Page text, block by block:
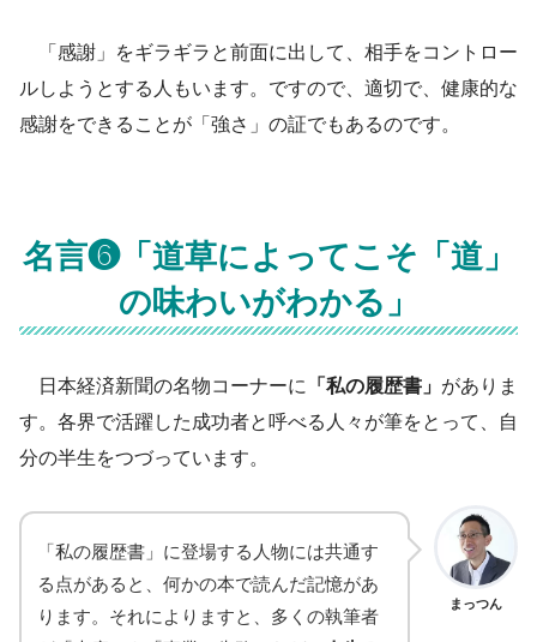
「感謝」をギラギラと前面に出して、相手をコントロー
ルしようとする人もいます。ですので、適切で、健康的な
感謝をできることが「強さ」の証でもあるのです。
名言❻「道草によってこそ「道」
の味わいがわかる」
日本経済新聞の名物コーナーに 「私の履歴書」 がありま
す。各界で活躍した成功者と呼べる人々が筆をとって、自
分の半生をつづっています。
まっつん
「私の履歴書」に登場する人物には共通す
る点があると、何かの本で読んだ記憶があ
ります。それによりますと、多くの執筆者